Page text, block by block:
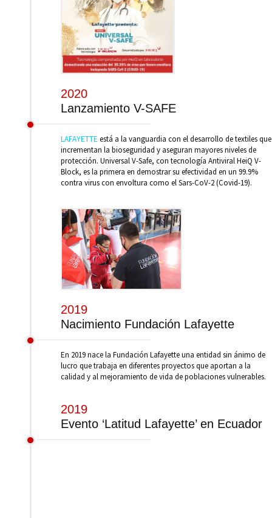
2020
Lanzamiento V-SAFE
LAFAYETTE está a la vanguardia con el desarrollo de textiles que
incrementan la bioseguridad y aseguran mayores niveles de
protección. Universal V-Safe, con tecnología Antiviral HeiQ V-
Block, es la primera en demostrar su efectividad en un 99.9%
contra virus con envoltura como el Sars-CoV-2 (Covid-19).
2019
Nacimiento Fundación Lafayette
En 2019 nace la Fundación Lafayette una entidad sin ánimo de
lucro que trabaja en diferentes proyectos que aportan a la
calidad y al mejoramiento de vida de poblaciones vulnerables.
2019
Evento ‘Latitud Lafayette’ en Ecuador